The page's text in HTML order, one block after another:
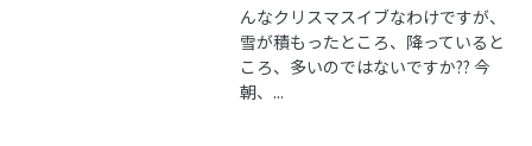
んなクリスマスイブなわけですが、
雪が積もったところ、降っていると
ころ、多いのではないですか?? 今
朝、...